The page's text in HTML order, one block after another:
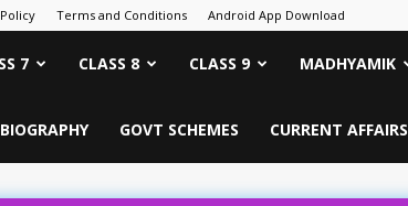
Terms and Conditions Android App Download
7 CLASS 8 CLASS 9 MADHYAMIK
BIOGRAPHY GOVT SCHEMES CURRENT AFFAIRS